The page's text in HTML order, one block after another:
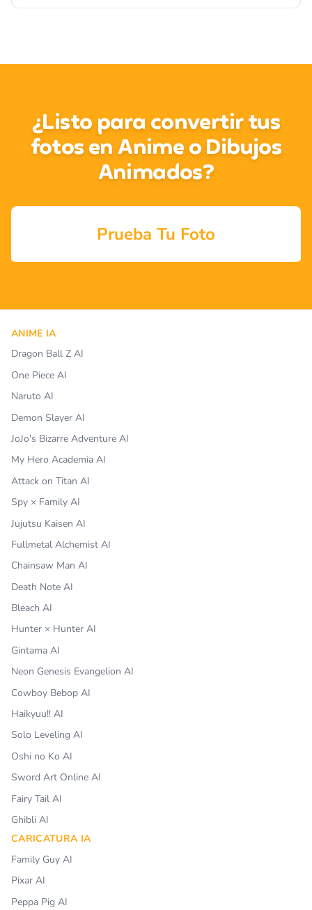
¿Listo para convertir tus
fotos en Anime o Dibujos
Animados?
Prueba Tu Foto
ANIME IA
Dragon Ball Z AI
One Piece AI
Naruto AI
Demon Slayer AI
JoJo's Bizarre Adventure AI
My Hero Academia AI
Attack on Titan AI
Spy × Family AI
Jujutsu Kaisen AI
Fullmetal Alchemist AI
Chainsaw Man AI
Death Note AI
Bleach AI
Hunter × Hunter AI
Gintama AI
Neon Genesis Evangelion AI
Cowboy Bebop AI
Haikyuu!! AI
Solo Leveling AI
Oshi no Ko AI
Sword Art Online AI
Fairy Tail AI
Ghibli AI
CARICATURA IA
Family Guy AI
Pixar AI
Peppa Pig AI